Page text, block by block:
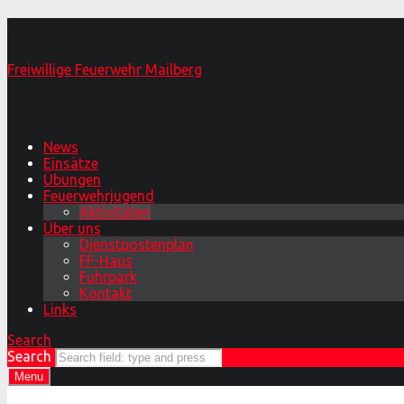
Freiwillige Feuerwehr Mailberg
News
Einsätze
Übungen
Feuerwehrjugend
Aktivitäten
Über uns
Dienstpostenplan
FF-Haus
Fuhrpark
Kontakt
Links
Search
Search
Menu